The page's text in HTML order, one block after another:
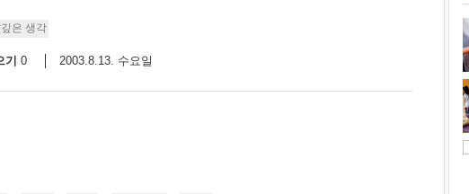
은 생각
기 0 2003.8.13. 수요일
건강명상법